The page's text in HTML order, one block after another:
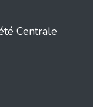
Centrale